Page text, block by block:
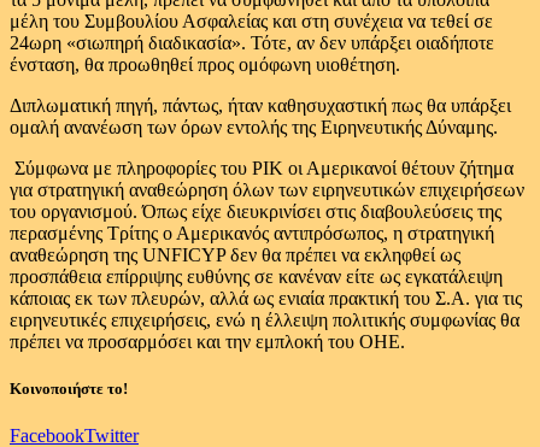
μέλη του Συμβουλίου Ασφαλείας και στη συνέχεια να τεθεί σε
24ωρη «σιωπηρή διαδικασία». Τότε, αν δεν υπάρξει οιαδήποτε
ένσταση, θα προωθηθεί προς ομόφωνη υιοθέτηση.
Διπλωματική πηγή, πάντως, ήταν καθησυχαστική πως θα υπάρξει
ομαλή ανανέωση των όρων εντολής της Ειρηνευτικής Δύναμης.
Σύμφωνα με πληροφορίες του ΡΙΚ οι Αμερικανοί θέτουν ζήτημα
για στρατηγική αναθεώρηση όλων των ειρηνευτικών επιχειρήσεων
του οργανισμού. Όπως είχε διευκρινίσει στις διαβουλεύσεις της
περασμένης Τρίτης ο Αμερικανός αντιπρόσωπος, η στρατηγική
αναθεώρηση της UNFICYP δεν θα πρέπει να εκληφθεί ως
προσπάθεια επίρριψης ευθύνης σε κανέναν είτε ως εγκατάλειψη
κάποιας εκ των πλευρών, αλλά ως ενιαία πρακτική του Σ.Α. για τις
ειρηνευτικές επιχειρήσεις, ενώ η έλλειψη πολιτικής συμφωνίας θα
πρέπει να προσαρμόσει και την εμπλοκή του ΟΗΕ.
Κοινοποιήστε το!
FacebookTwitter